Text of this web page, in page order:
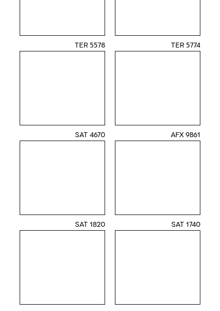
5774 TER
5578 TER
AFX 9861
4670 SAT
1740 SAT
1820 SAT